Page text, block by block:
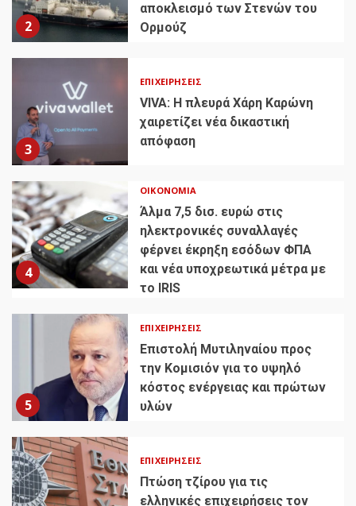
2
αποκλεισμό των Στενών του
Ορμούζ
3
ΕΠΙΧΕΙΡΉΣΕΙΣ
VIVA: Η πλευρά Χάρη Καρώνη
χαιρετίζει νέα δικαστική
απόφαση
4
ΟΙΚΟΝΟΜΊΑ
Άλμα 7,5 δισ. ευρώ στις
ηλεκτρονικές συναλλαγές
φέρνει έκρηξη εσόδων ΦΠΑ
και νέα υποχρεωτικά μέτρα με
το IRIS
5
ΕΠΙΧΕΙΡΉΣΕΙΣ
Επιστολή Μυτιληναίου προς
την Κομισιόν για το υψηλό
κόστος ενέργειας και πρώτων
υλών
ΕΠΙΧΕΙΡΉΣΕΙΣ
Πτώση τζίρου για τις
ελληνικές επιχειρήσεις τον